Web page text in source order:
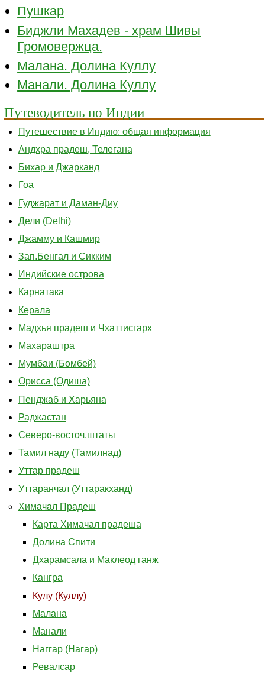
Пушкар
Биджли Махадев - храм Шивы
Громовержца.
Малана. Долина Куллу
Манали. Долина Куллу
Путеводитель по Индии
Путешествие в Индию: общая информация
Андхра прадеш, Телегана
Бихар и Джарканд
Гоа
Гуджарат и Даман-Диу
Дели (Delhi)
Джамму и Кашмир
Зап.Бенгал и Сикким
Индийские острова
Карнатака
Керала
Мадхья прадеш и Чхаттисгарх
Махараштра
Мумбаи (Бомбей)
Орисса (Одиша)
Пенджаб и Харьяна
Раджастан
Северо-восточ.штаты
Тамил наду (Тамилнад)
Уттар прадеш
Уттаранчал (Уттаракханд)
Химачал Прадеш
Карта Химачал прадеша
Долина Спити
Дхарамсала и Маклеод ганж
Кангра
Кулу (Куллу)
Малана
Манали
Наггар (Нагар)
Ревалсар